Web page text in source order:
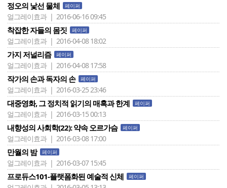
정오의 낯선 물체 페이퍼
얼그레이효과 | 2016-06-16 09:45
착잡한 자들의 몸짓 페이퍼
얼그레이효과 | 2016-04-08 18:02
가지 저널리즘 페이퍼
얼그레이효과 | 2016-04-08 17:58
작가의 손과 독자의 손 페이퍼
얼그레이효과 | 2016-03-25 23:46
대중영화, 그 정치적 읽기의 매혹과 한계 페이퍼
얼그레이효과 | 2016-03-15 00:13
내향성의 사회학(22): 약속 오르가슴 페이퍼
얼그레이효과 | 2016-03-08 17:00
만월의 밤 페이퍼
얼그레이효과 | 2016-03-07 15:45
프로듀스101-플랫폼화된 예술적 신체 페이퍼